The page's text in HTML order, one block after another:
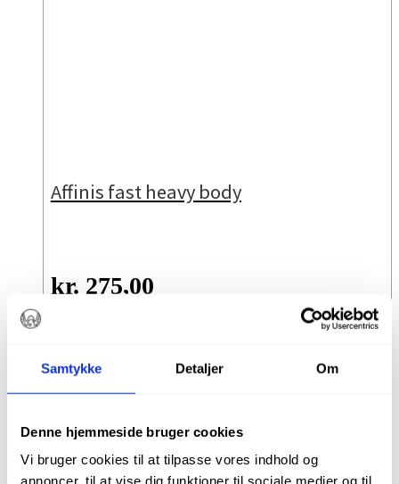
Samtykke Detaljer Om
Denne hjemmeside bruger cookies
Vi bruger cookies til at tilpasse vores indhold og
annoncer, til at vise dig funktioner til sociale medier og til
Affinis fast heavy body
kr. 275,00